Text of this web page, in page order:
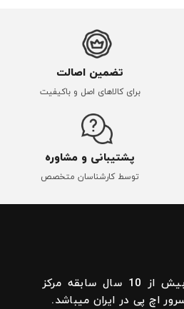
تضمین اصالت
برای کالاهای اصل و باکیفیت
پشتیبانی و مشاوره
توسط کارشناسان متخصص
شرکت یاقوت سرخ با بیش از 10 سال سابقه مرکز
اچ پی در ایران میباشد.